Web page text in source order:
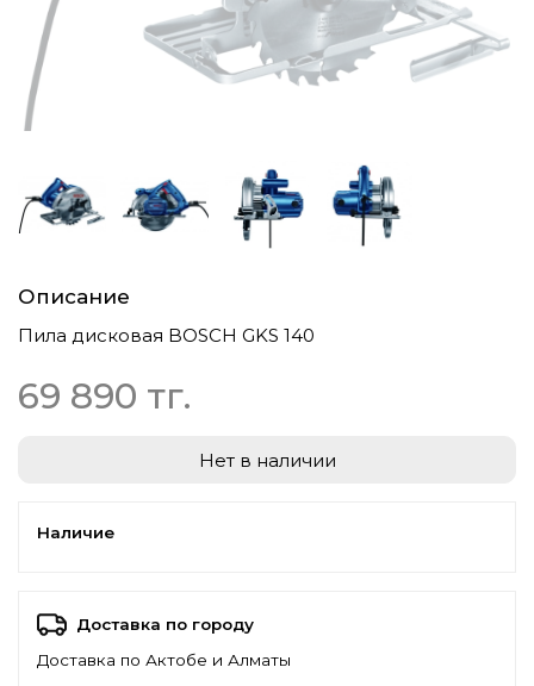
Описание
Пила дисковая BOSCH GKS 140
69 890 тг.
Нет в наличии
Наличие
Доставка по городу
Доставка по Актобе и Алматы